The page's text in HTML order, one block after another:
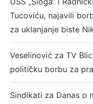
Tucoviću, najavili
za uklanjanje biste
Veselinović za TV
političku borbu za
Sindikati za Danas o